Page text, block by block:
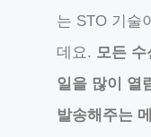
는 STO 기술
데요. 모든 수
일을 많이 열
발송해주는